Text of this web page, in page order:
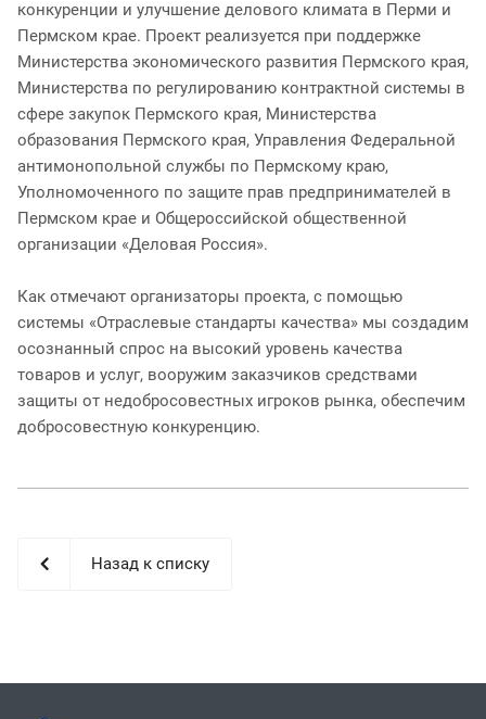
конкуренции и улучшение делового климата в Перми и
Пермском крае. Проект реализуется при поддержке
Министерства экономического развития Пермского края,
Министерства по регулированию контрактной системы в
сфере закупок Пермского края, Министерства
образования Пермского края, Управления Федеральной
антимонопольной службы по Пермскому краю,
Уполномоченного по защите прав предпринимателей в
Пермском крае и Общероссийской общественной
организации «Деловая Россия».
Как отмечают организаторы проекта, с помощью
системы «Отраслевые стандарты качества» мы создадим
осознанный спрос на высокий уровень качества
товаров и услуг, вооружим заказчиков средствами
защиты от недобросовестных игроков рынка, обеспечим
добросовестную конкуренцию.
Назад к списку